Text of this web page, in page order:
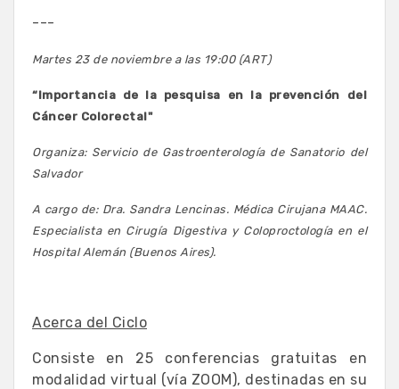
---
Martes 23 de noviembre a las 19:00 (ART)
“Importancia de la pesquisa en la prevención del
Cáncer Colorectal"
Organiza: Servicio de Gastroenterología de Sanatorio del
Salvador
A cargo de: Dra. Sandra Lencinas. Médica Cirujana MAAC.
Especialista en Cirugía Digestiva y Coloproctología en el
Hospital Alemán (Buenos Aires).
Acerca del Ciclo
Consiste en 25 conferencias gratuitas en
modalidad virtual (vía ZOOM), destinadas en su